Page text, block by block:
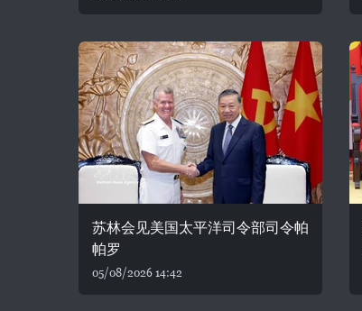
苏林会见美国太平洋司令部司令帕
帕罗
05/08/2026 14:42